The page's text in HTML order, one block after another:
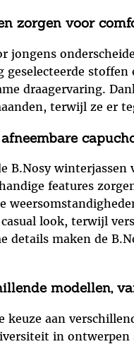
zorgen voor
jongens
draagervaring.
terwijl ze er
B.Nosy
features
look, terwijl
details maken de
modellen,
keuze aan
in